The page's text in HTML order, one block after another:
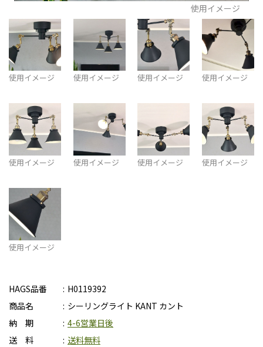
使用イメージ
使用イメージ 使用イメージ 使用イメージ 使用イメージ
使用イメージ 使用イメージ 使用イメージ 使用イメージ
使用イメージ
HAGS品番
H0119392
商品名
シーリングライト KANT カント
納 期
4-6営業日後
送 料
送料無料